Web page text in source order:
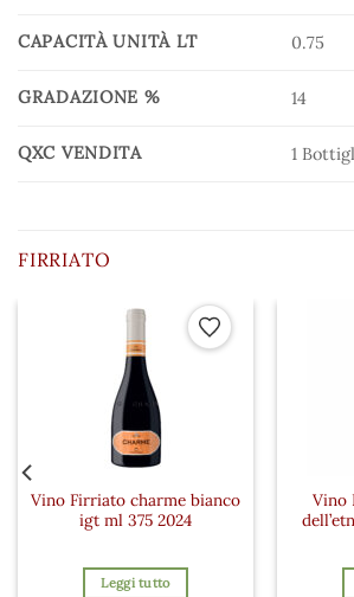
CAPACITÀ UNITÀ LT 0.75
GRADAZIONE % 14
QXC VENDITA 1
FIRRIATO
Aggiungi ai preferiti
Vino Firriato charme bianco
igt ml 375 2024
Leggi tutto
Vino